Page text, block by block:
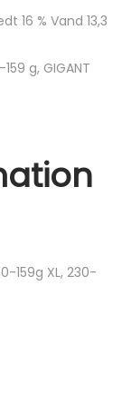
16 % Vand 13,3
g, GIGANT
159g XL, 230-